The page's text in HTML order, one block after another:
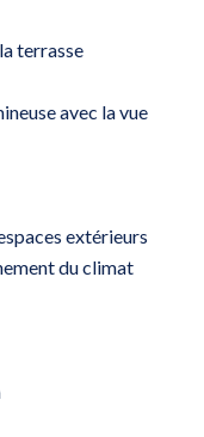
terrasse
avec la vue
extérieurs
du climat